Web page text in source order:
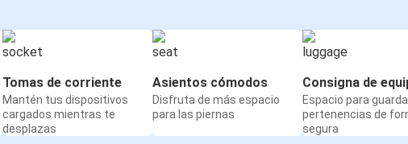
Tomas de corriente
Mantén tus dispositivos
cargados mientras te
desplazas
Asientos cómodos
Disfruta de más espacio
para las piernas
Consigna de
Espacio para
pertenencias de
segura